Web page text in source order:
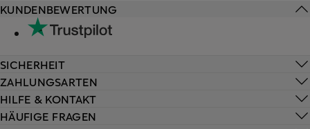
HILFE & KONTAKT
HÄUFIGE FRAGEN
KUNDENBEWERTUNG
SICHERHEIT
ZAHLUNGSARTEN